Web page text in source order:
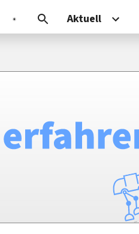
Aktuell